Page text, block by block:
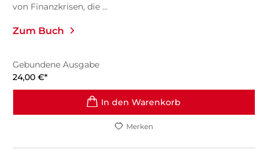
von Finanzkrisen, die ...
Zum Buch
Gebundene Ausgabe
24,00 €*
In den Warenkorb
Merken